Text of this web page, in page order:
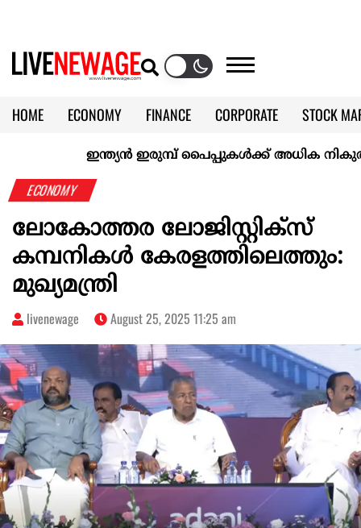
HOME ECONOMY FINANCE CORPORATE
STOCK
KERALA @70
ഇന്ത്യൻ ഇരുമ്പ് പൈപ്പുകൾക്ക് അധിക നികുതി
ECONOMY
ലോകോത്തര ലോജിസ്റ്റിക്സ്
കമ്പനികൾ കേരളത്തിലെത്തും:
മുഖ്യമന്ത്രി
livenewage August 25, 2025 11:25 am